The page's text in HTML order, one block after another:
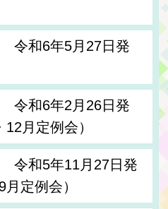
令和6年5月27日発
令和6年2月26日発
月定例会）
令和5年11月27日発
定例会）